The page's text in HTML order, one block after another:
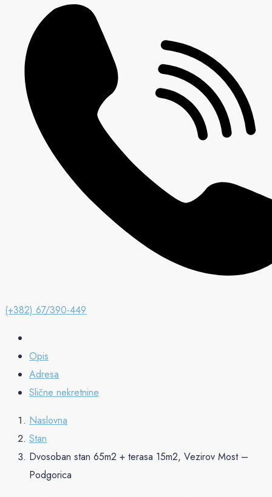
(+382) 67/390-449
Opis
Adresa
Slične nekretnine
Naslovna
Stan
Dvosoban stan 65m2 + terasa 15m2, Vezirov Most –
Podgorica